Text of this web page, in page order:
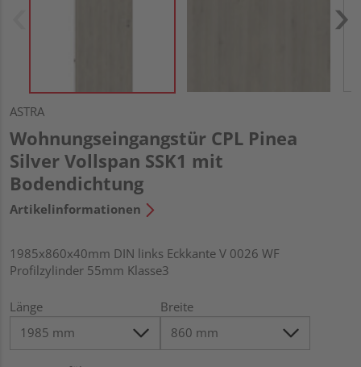
ASTRA
Wohnungseingangstür CPL Pinea
Silver Vollspan SSK1 mit
Bodendichtung
Artikelinformationen
1985x860x40mm DIN links Eckkante V 0026 WF
Profilzylinder 55mm Klasse3
Länge Breite